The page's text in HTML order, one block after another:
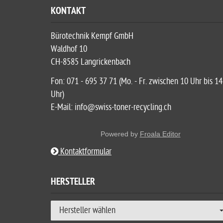
KONTAKT
Bürotechnik Kempf GmbH
Waldhof 10
CH-8585 Langrickenbach
Fon: 071 - 695 37 71 (Mo. - Fr. zwischen 10 Uhr bis 14
Uhr)
E-Mail: info@swiss-toner-recycling.ch
Powered by Froala Editor
Kontaktformular
HERSTELLER
Hersteller wählen